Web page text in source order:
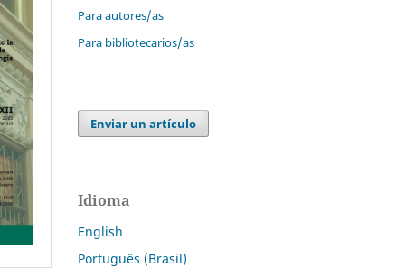
Para autores/as
Para bibliotecarios/as
Enviar un artículo
Idioma
English
Português (Brasil)